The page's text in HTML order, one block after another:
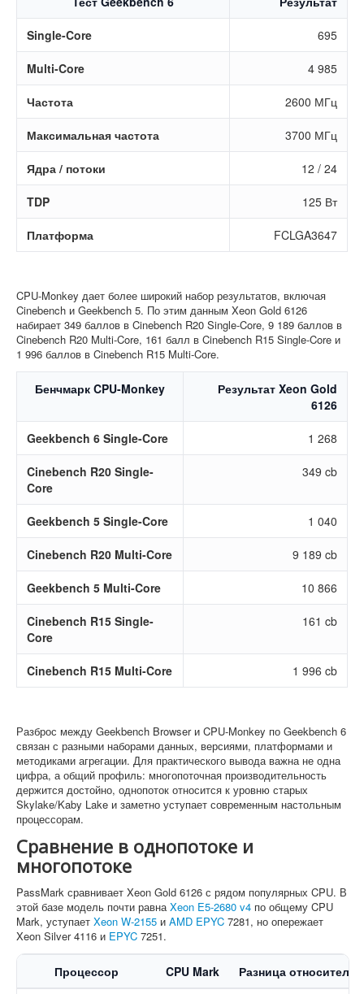
Single-Core 695
Multi-Core 4 985
Частота 2600 МГц
Максимальная частота 3700 МГц
Ядра / потоки 12 / 24
TDP 125 Вт
Платформа FCLGA3647
CPU-Monkey дает более широкий набор результатов, включая
Cinebench и Geekbench 5. По этим данным Xeon Gold 6126
набирает 349 баллов в Cinebench R20 Single-Core, 9 189 баллов в
Cinebench R20 Multi-Core, 161 балл в Cinebench R15 Single-Core и
1 996 баллов в Cinebench R15 Multi-Core.
Бенчмарк CPU-Monkey
Результат Xeon Gold
6126
Geekbench 6 Single-Core 1 268
Cinebench R20 Single-
Core
349 cb
Geekbench 5 Single-Core 1 040
Cinebench R20 Multi-Core 9 189 cb
Geekbench 5 Multi-Core 10 866
Cinebench R15 Single-
Core
161 cb
Cinebench R15 Multi-Core 1 996 cb
Разброс между Geekbench Browser и CPU-Monkey по Geekbench 6
связан с разными наборами данных, версиями, платформами и
методиками агрегации. Для практического вывода важна не одна
цифра, а общий профиль: многопоточная производительность
держится достойно, однопоток относится к уровню старых
Skylake/Kaby Lake и заметно уступает современным настольным
процессорам.
Сравнение в однопотоке и
многопотоке
PassMark сравнивает Xeon Gold 6126 с рядом популярных CPU. В
этой базе модель почти равнаXeon E5-2680 v4 по общему CPU
Mark, уступает Xeon W-2155 и AMD EPYC 7281, но опережает
Xeon Silver 4116 и EPYC 7251.
Процессор CPU Mark Разница